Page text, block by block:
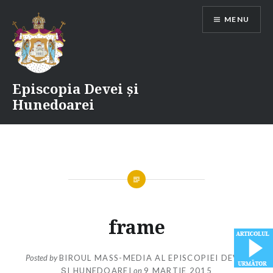
content
Episcopia Devei și
Hunedoarei
MENU
frame
Posted byBIROUL MASS-MEDIA AL EPISCOPIEI DEVEI
ȘI HUNEDOAREI on 9 MARTIE 2015